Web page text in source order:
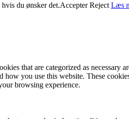
du ønsker det.Accepter Reject Læs
that are categorized as necessary
how you use this website. These
browsing experience.